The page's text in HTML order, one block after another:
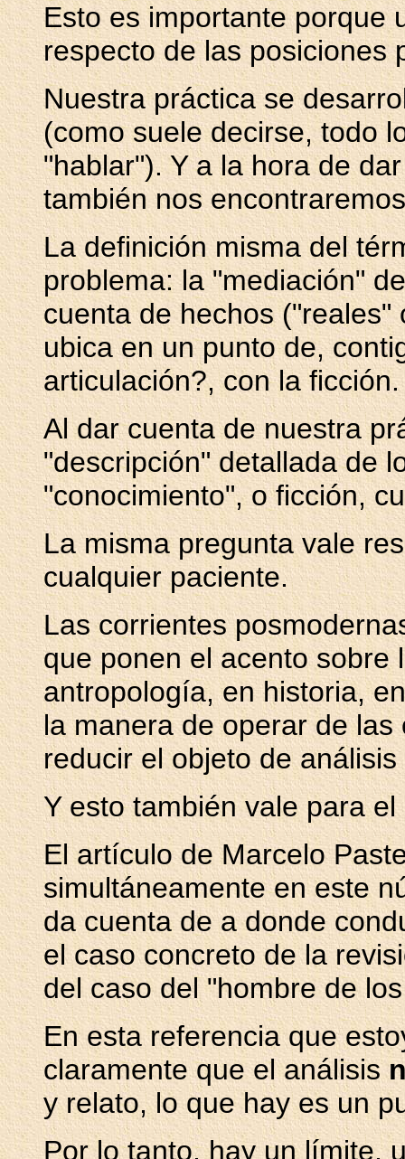
Esto es importante porque
respecto de las posiciones
Nuestra práctica se
(como suele decirse, todo
"hablar"). Y a la hora de
también nos
La definición misma del
problema: la "mediación"
cuenta de hechos
ubica en un punto de,
articulación?, con la ficción.
Al dar cuenta de nuestra
"descripción" detallada de
"conocimiento", o ficción,
La misma pregunta vale
cualquier paciente.
Las corrientes
que ponen el acento sobre
antropología, en historia,
la manera de operar de
reducir el objeto de
Y esto también vale para
El artículo de Marcelo
simultáneamente en este
da cuenta de a donde
el caso concreto de la
del caso del "hombre de
En esta referencia que
claramente que el análisis
y relato, lo que hay es un
Por lo tanto, hay un límite,